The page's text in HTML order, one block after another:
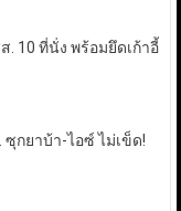
. 10 ที่นั่ง พร้อมยึดเก้าอี้
กยาบ้า-ไอซ์ ไม่เข็ด!